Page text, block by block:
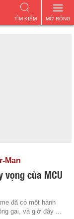
MỞ RỘNG
TÌM KIẾM
Man
vọng của MCU
đã có một hành
gai, và giờ đây ...